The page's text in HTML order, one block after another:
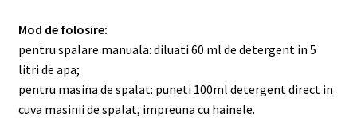
Mod de folosire:
pentru spalare manuala: diluati 60 ml de detergent in 5
litri de apa;
pentru masina de spalat: puneti 100ml detergent direct in
cuva masinii de spalat, impreuna cu hainele.